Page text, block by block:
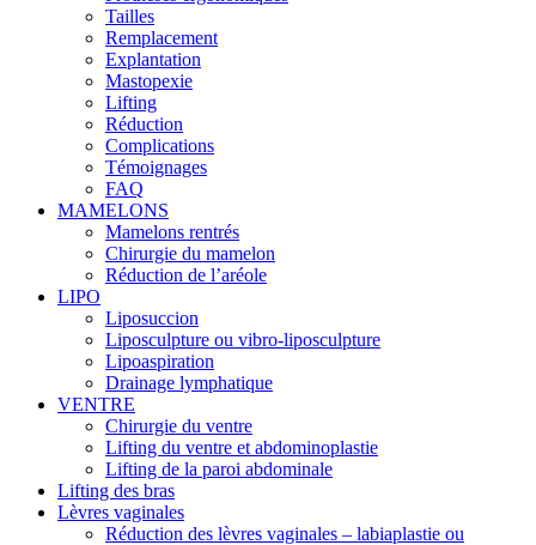
Tailles
Remplacement
Explantation
Mastopexie
Lifting
Réduction
Complications
Témoignages
FAQ
MAMELONS
Mamelons rentrés
Chirurgie du mamelon
Réduction de l’aréole
LIPO
Liposuccion
Liposculpture ou vibro-liposculpture
Lipoaspiration
Drainage lymphatique
VENTRE
Chirurgie du ventre
Lifting du ventre et abdominoplastie
Lifting de la paroi abdominale
Lifting des bras
Lèvres vaginales
Réduction des lèvres vaginales – labiaplastie ou